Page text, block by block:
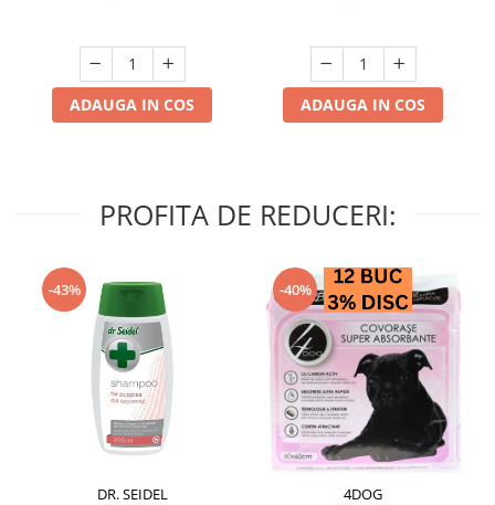
ADAUGA IN COS ADAUGA IN COS
PROFITA DE REDUCERI:
-43%
DR. SEIDEL
-40%
4DOG